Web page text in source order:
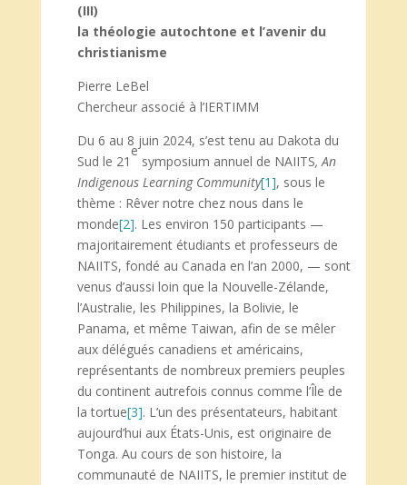
(III)
la théologie autochtone et l’avenir du
christianisme
Pierre LeBel
Chercheur associé à l’IERTIMM
Du 6 au 8 juin 2024, s’est tenu au Dakota du
Sud le 21
e
symposium annuel de NAIITS, An
Indigenous Learning Community[1], sous le
thème : Rêver notre chez nous dans le
monde[2]. Les environ 150 participants —
majoritairement étudiants et professeurs de
NAIITS, fondé au Canada en l’an 2000, — sont
venus d’aussi loin que la Nouvelle-Zélande,
l’Australie, les Philippines, la Bolivie, le
Panama, et même Taiwan, afin de se mêler
aux délégués canadiens et américains,
représentants de nombreux premiers peuples
du continent autrefois connus comme l’Île de
la tortue[3]. L’un des présentateurs, habitant
aujourd’hui aux États-Unis, est originaire de
Tonga. Au cours de son histoire, la
communauté de NAIITS, le premier institut de